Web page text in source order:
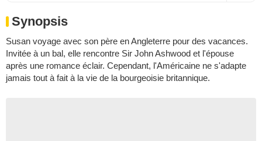
Synopsis
Susan voyage avec son père en Angleterre pour des vacances.
Invitée à un bal, elle rencontre Sir John Ashwood et l'épouse
après une romance éclair. Cependant, l'Américaine ne s'adapte
jamais tout à fait à la vie de la bourgeoisie britannique.